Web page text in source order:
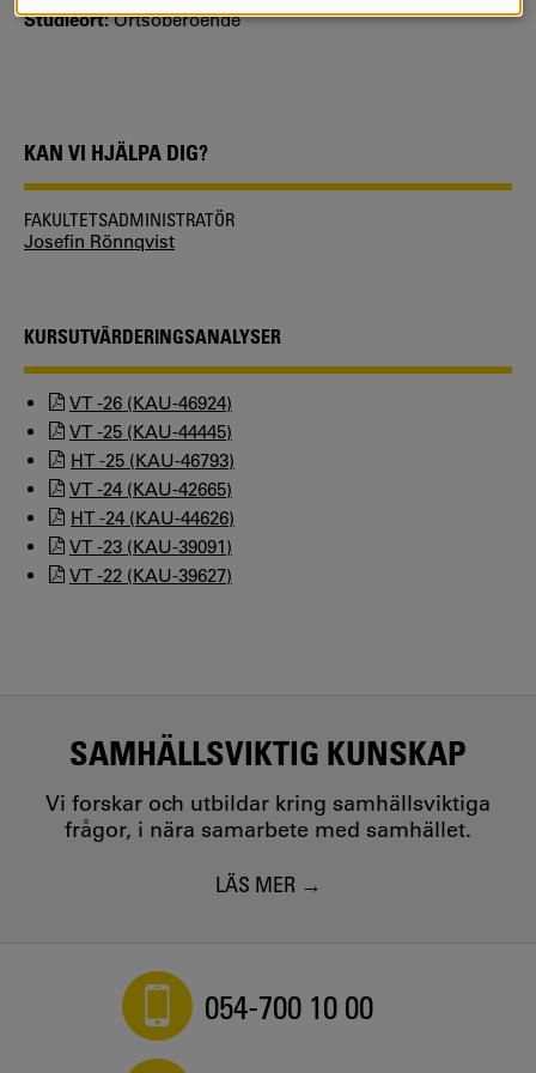
Studieort:Ortsoberoende
KAN VI HJÄLPA DIG?
FAKULTETSADMINISTRATÖR
Josefin Rönnqvist
KURSUTVÄRDERINGSANALYSER
VT -26 (KAU-46924)
VT -25 (KAU-44445)
HT -25 (KAU-46793)
VT -24 (KAU-42665)
HT -24 (KAU-44626)
VT -23 (KAU-39091)
VT -22 (KAU-39627)
SAMHÄLLSVIKTIG KUNSKAP
Vi forskar och utbildar kring samhällsviktiga
frågor, i nära samarbete med samhället.
LÄS MER
054-700 10 00
COOKIES